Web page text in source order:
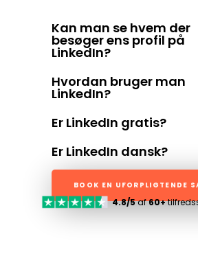
Kan man se hvem der
besøger ens profil på
LinkedIn?
Hvordan bruger man
LinkedIn?
Er LinkedIn gratis?
Er LinkedIn dansk?
BOOK EN UFORPLIGTENDE
4.8/5af60+